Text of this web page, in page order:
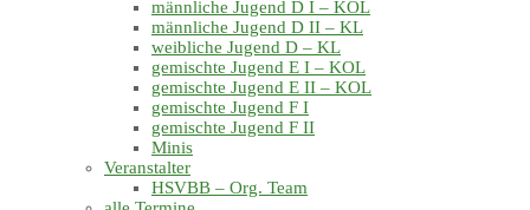
männliche Jugend D I – KOL
männliche Jugend D II – KL
weibliche Jugend D – KL
gemischte Jugend E I – KOL
gemischte Jugend E II – KOL
gemischte Jugend F I
gemischte Jugend F II
Minis
Veranstalter
HSVBB – Org. Team